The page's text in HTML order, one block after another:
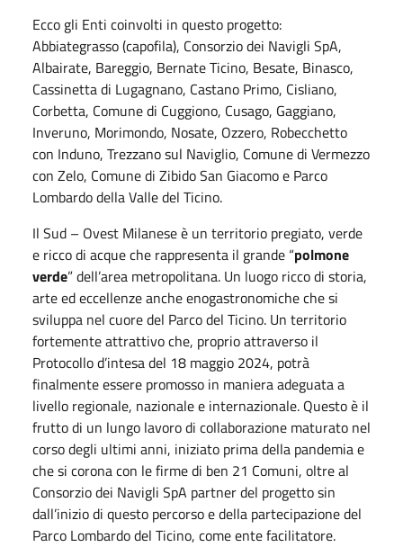
Ecco gli Enti coinvolti in questo progetto:
Abbiategrasso (capofila), Consorzio dei Navigli SpA,
Albairate, Bareggio, Bernate Ticino, Besate, Binasco,
Cassinetta di Lugagnano, Castano Primo, Cisliano,
Corbetta, Comune di Cuggiono, Cusago, Gaggiano,
Inveruno, Morimondo, Nosate, Ozzero, Robecchetto
con Induno, Trezzano sul Naviglio, Comune di Vermezzo
con Zelo, Comune di Zibido San Giacomo e Parco
Lombardo della Valle del Ticino.
Il Sud – Ovest Milanese è un territorio pregiato, verde
e ricco di acque che rappresenta il grande “polmone
verde” dell’area metropolitana. Un luogo ricco di storia,
arte ed eccellenze anche enogastronomiche che si
sviluppa nel cuore del Parco del Ticino. Un territorio
fortemente attrattivo che, proprio attraverso il
Protocollo d’intesa del 18 maggio 2024, potrà
finalmente essere promosso in maniera adeguata a
livello regionale, nazionale e internazionale. Questo è il
frutto di un lungo lavoro di collaborazione maturato nel
corso degli ultimi anni, iniziato prima della pandemia e
che si corona con le firme di ben 21 Comuni, oltre al
Consorzio dei Navigli SpA partner del progetto sin
dall’inizio di questo percorso e della partecipazione del
Parco Lombardo del Ticino, come ente facilitatore.